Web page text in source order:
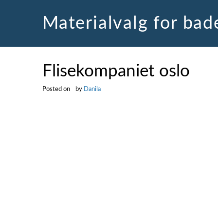
Materialvalg for
Flisekompaniet oslo
Posted on by Danila